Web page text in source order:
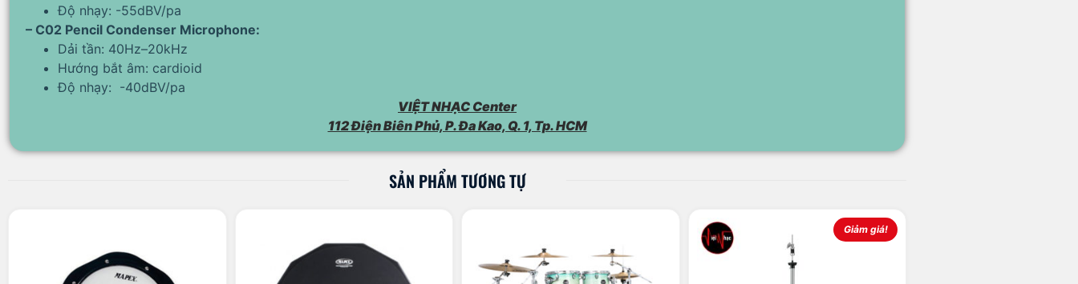
Độ nhạy: -55dBV/pa
– C02 Pencil Condenser Microphone:
Dải tần: 40Hz–20kHz
Hướng bắt âm: cardioid
Độ nhạy: -40dBV/pa
VIỆT NHẠC Center
112 Điện Biên Phủ, P. Đa Kao, Q. 1, Tp. HCM
SẢN PHẨM TƯƠNG TỰ
Giảm giá!